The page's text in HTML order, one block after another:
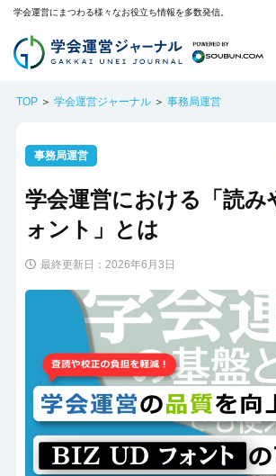
学会運営にまつわる様々なお役立ち情報を多数発信。
TOP＞ 学会運営ジャーナル＞ 事務局運営
事務局運営
学会運営における「読み
ォント」とは
最終更新日：2026年6月3日